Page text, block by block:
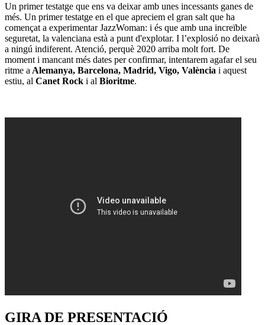
Un primer testatge que ens va deixar amb unes incessants ganes de
més. Un primer testatge en el que apreciem el gran salt que ha
començat a experimentar JazzWoman: i és que amb una increïble
seguretat, la valenciana està a punt d'explotar. I l’explosió no deixarà
a ningú indiferent. Atenció, perquè 2020 arriba molt fort. De
moment i mancant més dates per confirmar, intentarem agafar el seu
ritme a Alemanya, Barcelona, Madrid, Vigo, València i aquest
estiu, al Canet Rock i al Bioritme.
GIRA DE PRESENTACIÓ